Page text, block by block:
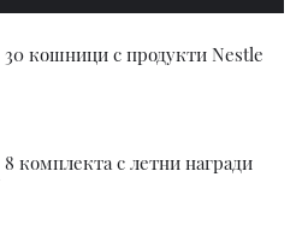
30 кошници с продукти Nestle
комплекта с летни награди